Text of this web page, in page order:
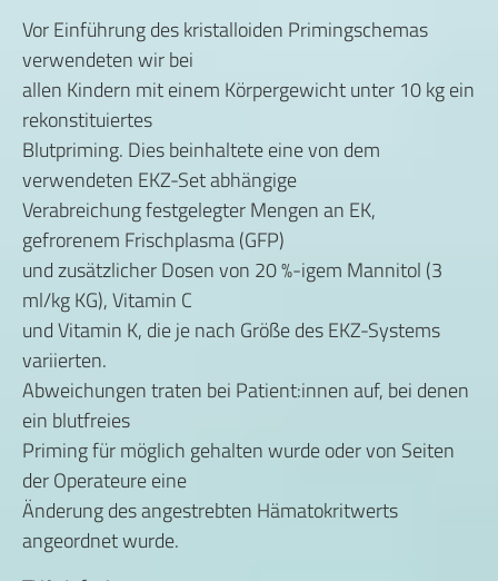
Vor Einführung des kristalloiden Primingschemas
verwendeten wir bei
allen Kindern mit einem Körpergewicht unter 10 kg ein
rekonstituiertes
Blutpriming. Dies beinhaltete eine von dem
verwendeten EKZ-Set abhängige
Verabreichung festgelegter Mengen an EK,
gefrorenem Frischplasma (GFP)
und zusätzlicher Dosen von 20 %-igem Mannitol (3
ml/kg KG), Vitamin C
und Vitamin K, die je nach Größe des EKZ-Systems
variierten.
Abweichungen traten bei Patient:innen auf, bei denen
ein blutfreies
Priming für möglich gehalten wurde oder von Seiten
der Operateure eine
Änderung des angestrebten Hämatokritwerts
angeordnet wurde.